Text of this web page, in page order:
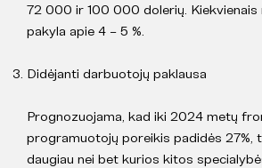
72 000 ir 100 000 dolerių. Kiekvienais
pakyla apie 4 – 5 %.
Didėjanti darbuotojų paklausa
Prognozuojama, kad iki 2024 metų
programuotojų poreikis padidės 27%,
daugiau nei bet kurios kitos